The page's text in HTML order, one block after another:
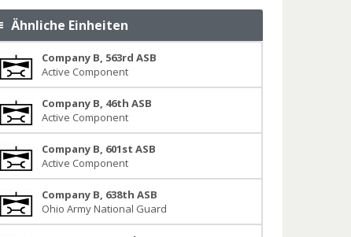
Ähnliche Einheiten
Company B, 563rd ASB
Active Component
Company B, 46th ASB
Active Component
Company B, 601st ASB
Active Component
Company B, 638th ASB
Ohio Army National Guard